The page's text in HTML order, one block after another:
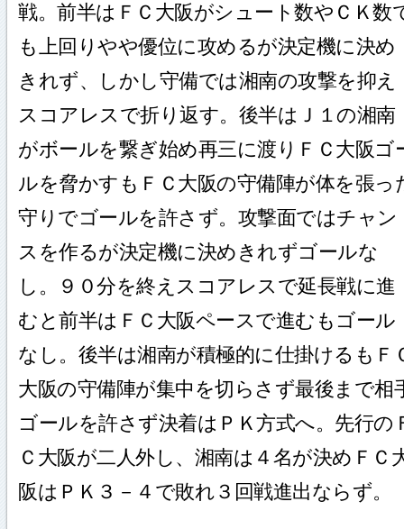
戦。前半はＦＣ大阪がシュート数やＣＫ数
も上回りやや優位に攻めるが決定機に決め
きれず、しかし守備では湘南の攻撃を抑え
スコアレスで折り返す。後半はＪ１の湘南
がボールを繋ぎ始め再三に渡りＦＣ大阪ゴ
ルを脅かすもＦＣ大阪の守備陣が体を張っ
守りでゴールを許さず。攻撃面ではチャン
スを作るが決定機に決めきれずゴールな
し。９０分を終えスコアレスで延長戦に進
むと前半はＦＣ大阪ペースで進むもゴール
なし。後半は湘南が積極的に仕掛けるもＦ
大阪の守備陣が集中を切らさず最後まで相
ゴールを許さず決着はＰＫ方式へ。先行の
Ｃ大阪が二人外し、湘南は４名が決めＦＣ
阪はＰＫ３－４で敗れ３回戦進出ならず。